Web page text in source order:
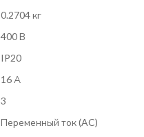
0.2704 кг
400 В
IP20
16 А
3
Переменный ток (AC)